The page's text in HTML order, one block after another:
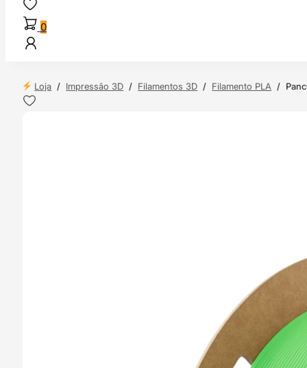
0
Loja / Impressão 3D / Filamentos 3D / Filamento PLA /